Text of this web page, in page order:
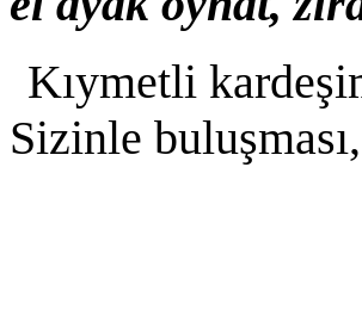
Kıymetli
Sizinle